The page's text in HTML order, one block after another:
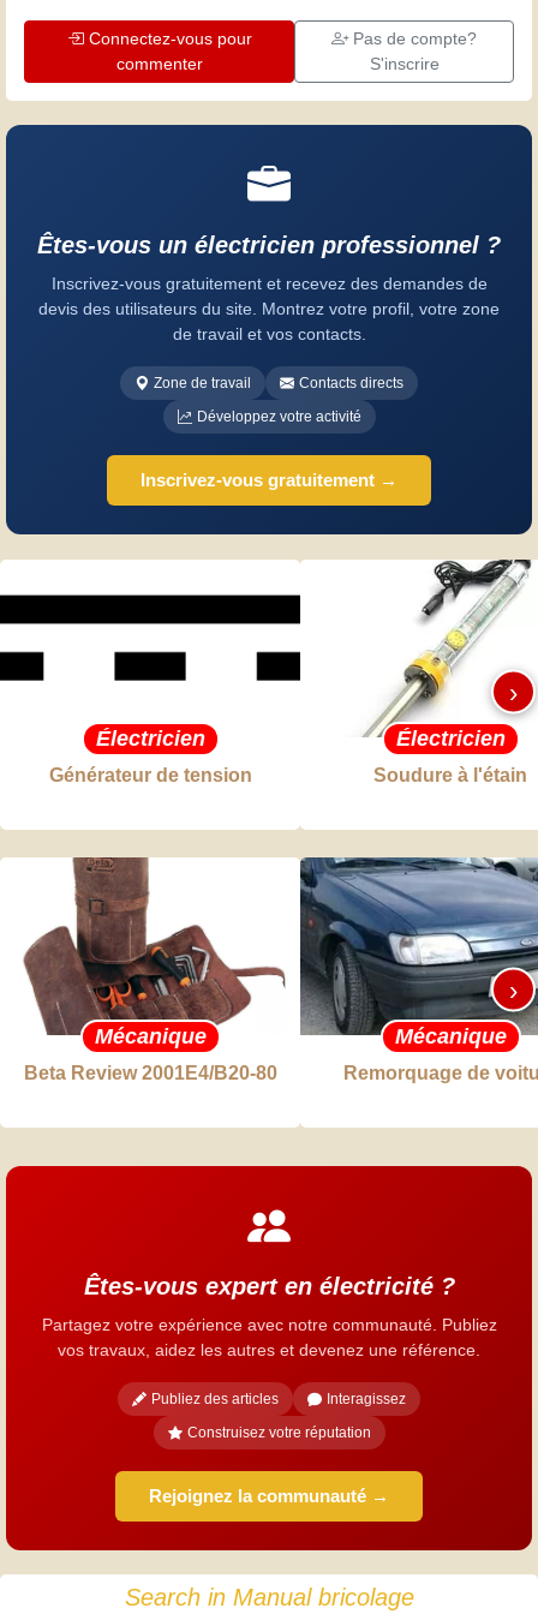
Connectez-vous pour
commenter
Pas de compte?
S'inscrire
Êtes-vous un électricien professionnel ?
Inscrivez-vous gratuitement et recevez des demandes de
devis des utilisateurs du site. Montrez votre profil, votre zone
de travail et vos contacts.
Zone de travail
Contacts directs
Développez votre activité
Inscrivez-vous gratuitement →
Électricien
Générateur de tension
Électricien
Soudure à l'étain
›
Mécanique
Beta Review 2001E4/B20-80
Mécanique
Remorquage de
›
Êtes-vous expert en électricité ?
Partagez votre expérience avec notre communauté. Publiez
vos travaux, aidez les autres et devenez une référence.
Publiez des articles
Interagissez
Construisez votre réputation
Rejoignez la communauté →
Search in Manual bricolage